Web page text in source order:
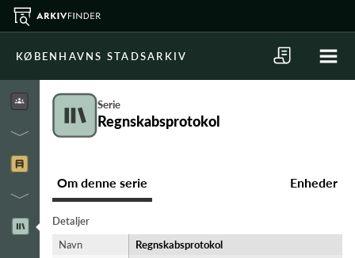
KØBENHAVNS STADSARKIV
Serie
Regnskabsprotokol
Om denne serie Enheder
Detaljer
Navn
Regnskabsprotokol